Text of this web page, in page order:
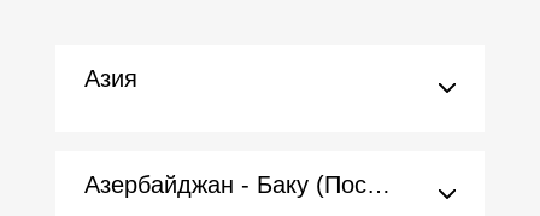
Азия
Азербайджан - Баку (Посольство)